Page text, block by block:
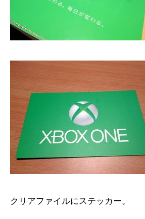
クリアファイルにステッカー。